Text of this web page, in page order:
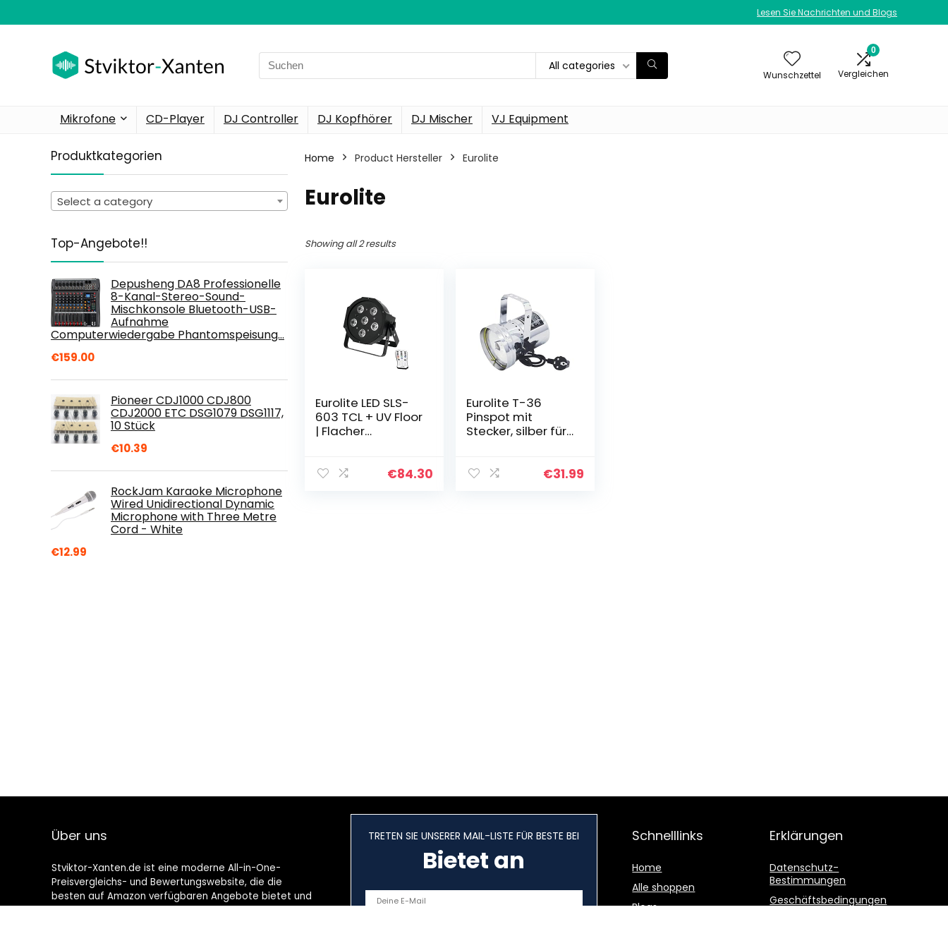
Lesen Sie Nachrichten und Blogs
Search
for:
All categories
Wunschzettel
0
Vergleichen
Mikrofone CD-Player DJ Controller DJ Kopfhörer DJ Mischer VJ Equipment
Produktkategorien
Select a category
Top-Angebote!!
Depusheng DA8 Professionelle
8-Kanal-Stereo-Sound-
Mischkonsole Bluetooth-USB-
Aufnahme
Computerwiedergabe Phantomspeisung…
€159.00
Pioneer CDJ1000 CDJ800
CDJ2000 ETC DSG1079 DSG1117,
10 Stück
€10.39
RockJam Karaoke Microphone
Wired Unidirectional Dynamic
Microphone with Three Metre
Cord - White
€12.99
Home Product Hersteller ‎Eurolite
‎Eurolite
Showing all 2 results
Eurolite LED SLS-
603 TCL + UV Floor
| Flacher
(RGB) & einer 3-
€84.30
Eurolite T-36
Pinspot mit
Stecker, silber für
€31.99
Über uns
Stviktor-Xanten.de ist eine moderne All-in-One-
Preisvergleichs- und Bewertungswebsite, die die
besten auf Amazon verfügbaren Angebote bietet und
Sie durch die neuesten hinzugefügten Blogs auf dem
TRETEN SIE UNSERER MAIL-LISTE FÜR BESTE BEI
Bietet an
Schnelllinks
Home
Alle shoppen
Blogs
Erklärungen
Datenschutz-
Bestimmungen
Geschäftsbedingungen